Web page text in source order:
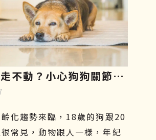
不動？小心狗狗關節
狀、幹細胞再生療法至
化趨勢來臨，18歲的狗跟20
常見，動物跟人一樣，年紀